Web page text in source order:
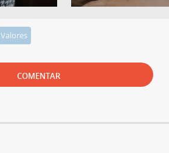
Valores
COMENTAR